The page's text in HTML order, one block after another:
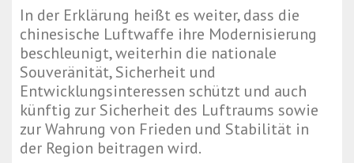
In der Erklärung heißt es weiter, dass die
chinesische Luftwaffe ihre Modernisierung
beschleunigt, weiterhin die nationale
Souveränität, Sicherheit und
Entwicklungsinteressen schützt und auch
künftig zur Sicherheit des Luftraums sowie
zur Wahrung von Frieden und Stabilität in
der Region beitragen wird.